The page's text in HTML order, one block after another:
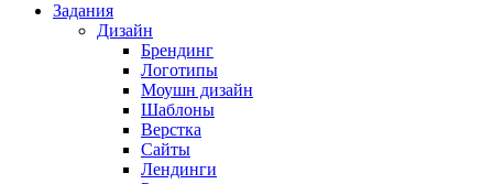
Задания
Дизайн
Брендинг
Логотипы
Моушн дизайн
Шаблоны
Верстка
Сайты
Лендинги